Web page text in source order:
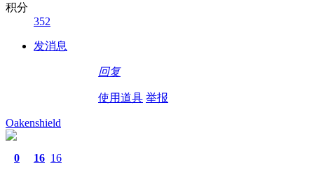
积分
352
发消息
回复
使用道具 举报
Oakenshield
0 16 16